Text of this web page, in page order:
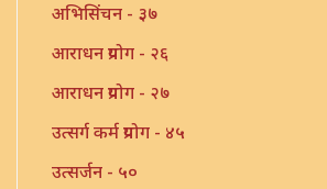
अभिसिंचन - ३७
आराधन प्रयोग - २६
आराधन प्रयोग - २७
उत्सर्ग कर्म प्रयोग - ४५
उत्सर्जन - ५०